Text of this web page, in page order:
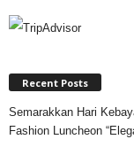
Recent Posts
Semarakkan Hari
Fashion Luncheon